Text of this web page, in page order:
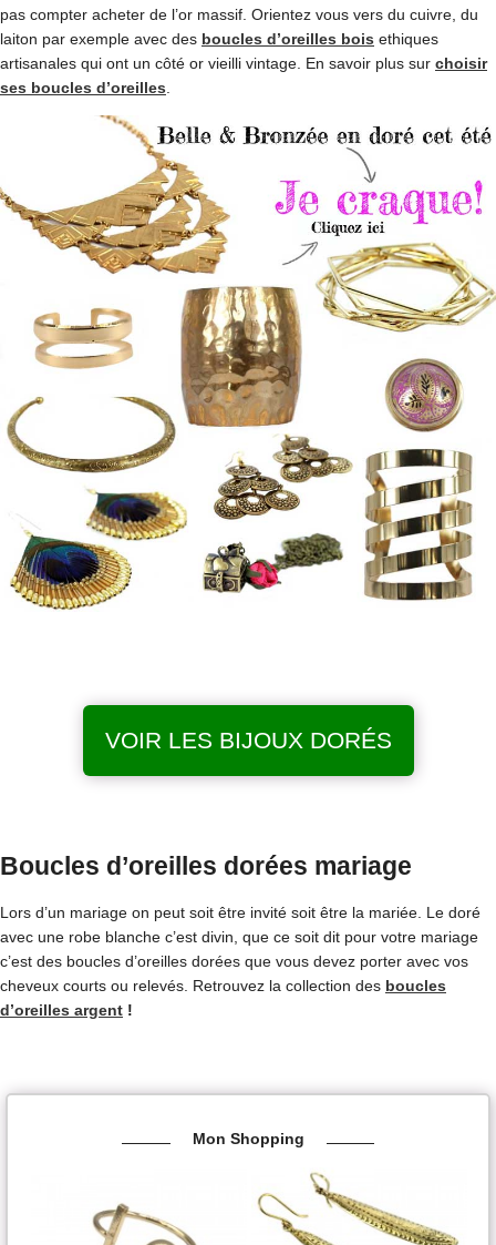
pas compter acheter de l’or massif. Orientez vous vers du cuivre, du
laiton par exemple avec des boucles d’oreilles bois ethiques
artisanales qui ont un côté or vieilli vintage. En savoir plus sur choisir
ses boucles d’oreilles
VOIR LES BIJOUX DORÉS
Boucles d’oreilles dorées mariage
Lors d’un mariage on peut soit être invité soit être la mariée. Le doré
avec une robe blanche c’est divin, que ce soit dit pour votre mariage
c’est des boucles d’oreilles dorées que vous devez porter avec vos
cheveux courts ou relevés. Retrouvez la collection des boucles
d’oreilles argent !
Mon Shopping